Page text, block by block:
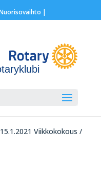
|
Viikkokokous /